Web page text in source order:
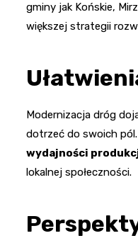
gminy jak Końskie,
większej strategii
Modernizacja dróg
dotrzeć do swoich
wydajności
lokalnej społeczności.